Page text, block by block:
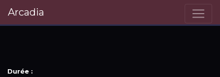
Arcadia
Durée :